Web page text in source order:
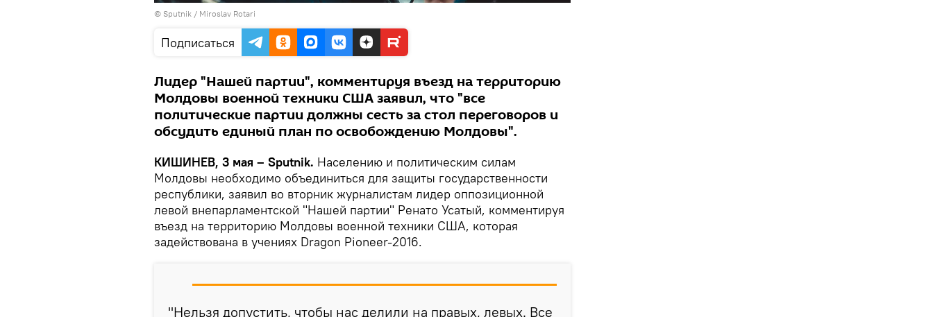
© Sputnik / Miroslav Rotari
Подписаться
Лидер "Нашей партии", комментируя въезд на территорию
Молдовы военной техники США заявил, что "все
политические партии должны сесть за стол переговоров и
обсудить единый план по освобождению Молдовы".
КИШИНЕВ, 3 мая – Sputnik. Населению и политическим силам
Молдовы необходимо объединиться для защиты государственности
республики, заявил во вторник журналистам лидер оппозиционной
левой внепарламентской "Нашей партии" Ренато Усатый, комментируя
въезд на территорию Молдовы военной техники США, которая
задействована в учениях Dragon Pioneer-2016.
"Нельзя допустить, чтобы нас делили на правых, левых. Все